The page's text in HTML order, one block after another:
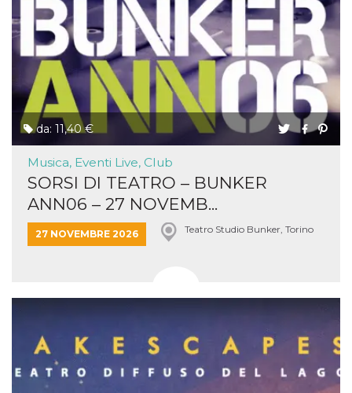
da: 11,40 €
Musica, Eventi Live, Club
SORSI DI TEATRO – BUNKER
ANN06 – 27 NOVEMB...
27 NOVEMBRE 2026 Teatro Studio Bunker, Torino